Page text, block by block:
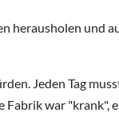
herausholen und
Jeden Tag
war "krank",